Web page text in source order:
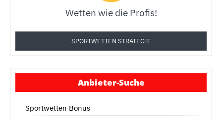
Wetten wie die Profis!
SPORTWETTEN STRATEGIE
Anbieter-Suche
Sportwetten Bonus